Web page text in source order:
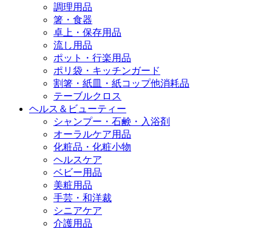
調理用品
箸・食器
卓上・保存用品
流し用品
ポット・行楽用品
ポリ袋・キッチンガード
割箸・紙皿・紙コップ他消耗品
テーブルクロス
ヘルス＆ビューティー
シャンプー・石鹸・入浴剤
オーラルケア用品
化粧品・化粧小物
ヘルスケア
ベビー用品
美粧用品
手芸・和洋裁
シニアケア
介護用品